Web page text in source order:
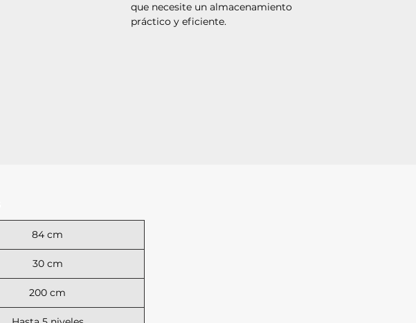
que necesite un almacenamiento
práctico y eficiente.
84 cm
30 cm
200 cm